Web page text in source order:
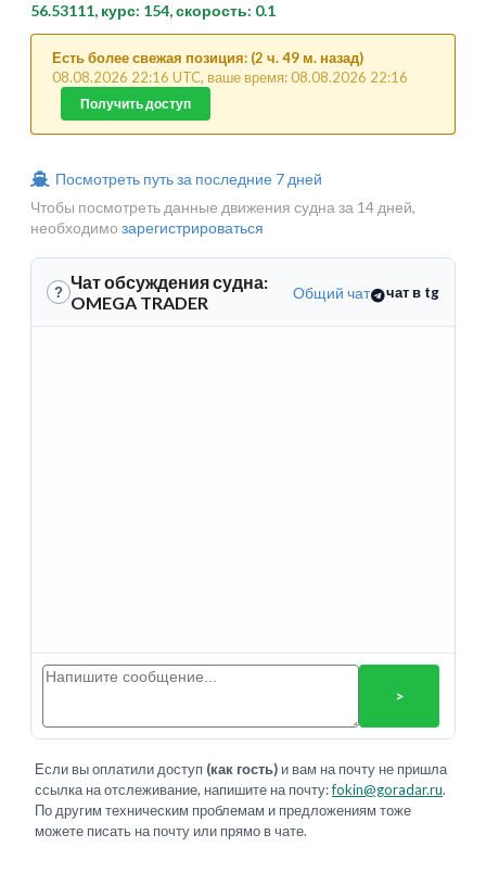
56.53111, курс: 154, скорость: 0.1
Есть более свежая позиция: (2 ч. 49 м. назад)
08.08.2026 22:16 UTC, ваше время: 08.08.2026 22:16
Получить доступ
Посмотреть путь за последние 7 дней
Чтобы посмотреть данные движения судна за 14 дней,
необходимо зарегистрироваться
? Чат обсуждения судна:
OMEGA TRADER
Общий чат чат в tg
>
Если вы оплатили доступ (как гость) и вам на почту не пришла
ссылка на отслеживание, напишите на почту:fokin@goradar.ru.
По другим техническим проблемам и предложениям тоже
можете писать на почту или прямо в чате.